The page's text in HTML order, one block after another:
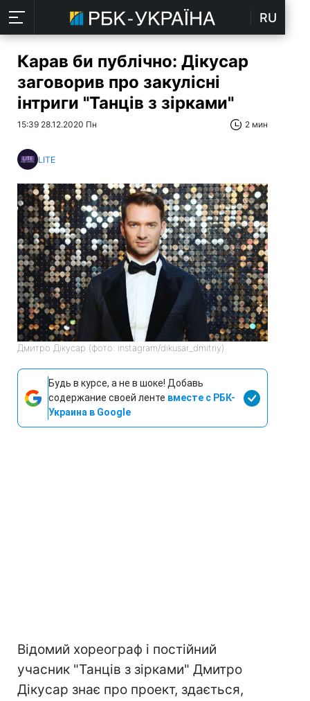
RU
Карав би публічно: Дікусар
заговорив про закулісні
інтриги "Танців з зірками"
15:39 28.12.2020 Пн 2 мин
LITE
Дмитро Дікусар (фото: instagram/dikusar_dmitriy)
Будь в курсе, а не в шоке! Добавь
содержание своей ленте вместе с РБК-
Украина в Google
Відомий хореограф і постійний
учасник "Танців з зірками" Дмитро
Дікусар знає про проект, здається,